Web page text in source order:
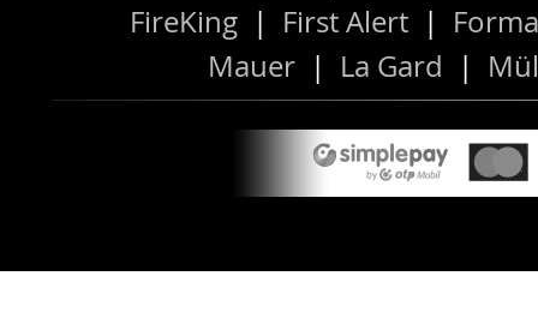
FireKing | First Alert |
Mauer | La Gard |